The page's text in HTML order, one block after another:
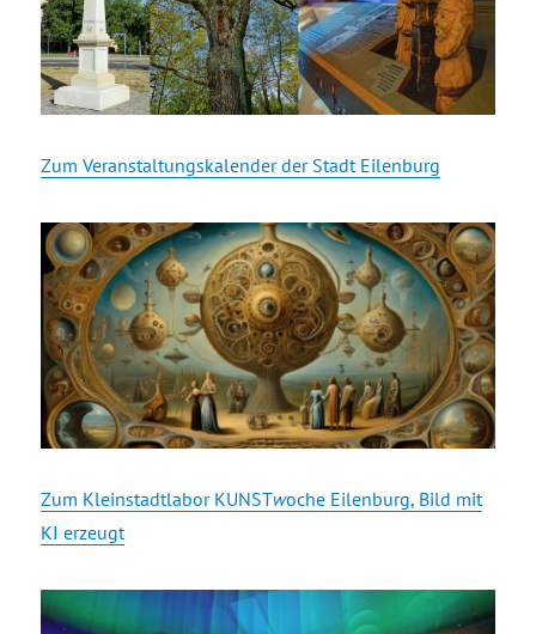
Zum Veranstaltungskalender der Stadt Eilenburg
Zum Kleinstadtlabor KUNSTwoche Eilenburg, Bild mit
KI erzeugt